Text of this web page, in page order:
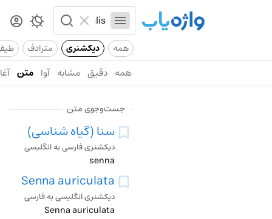
همه دیکشنری مترادف
همه دقیق مشابه آوا متن
جست‌وجوی متن
سنا (گیاه شناسی)
دیکشنری فارسی به انگلیسی
senna
Senna auriculata
دیکشنری انگلیسی به فارسی
Senna auriculata